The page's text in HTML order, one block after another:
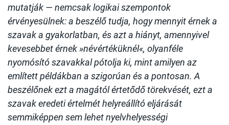
mutatják — nemcsak logikai szempontok
érvényesülnek: a beszélő tudja, hogy mennyit érnek a
szavak a gyakorlatban, és azt a hiányt, amennyivel
kevesebbet érnek »névértéküknél«, olyanféle
nyomósító szavakkal pótolja ki, mint amilyen az
említett példákban a szigorúan és a pontosan. A
beszélőnek ezt a magától értetődő törekvését, ezt a
szavak eredeti értelmét helyreállító eljárását
semmiképpen sem lehet nyelvhelyességi